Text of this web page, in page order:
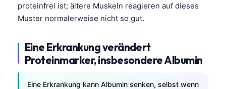
proteinfrei ist; ältere Muskeln reagieren auf dieses
Muster normalerweise nicht so gut.
Eine Erkrankung verändert
Proteinmarker, insbesondere Albumin
Eine Erkrankung kann Albumin senken, selbst wenn